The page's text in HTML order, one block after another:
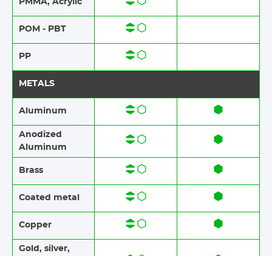
POM - PBT
PP
METALS
Aluminum
Anodized
Aluminum​​
Brass​​
Coated metal
Copper
Gold, silver,